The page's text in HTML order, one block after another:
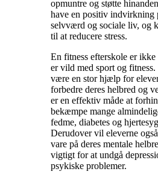
opmuntre og støtte
have en positiv indvirkning
selvværd og sociale liv, og
til at reducere stress.
En fitness efterskole er
er vild med sport og fitness.
være en stor hjælp for
forbedre deres helbred og
er en effektiv måde at
bekæmpe mange
fedme, diabetes og
Derudover vil eleverne
vare på deres mentale
vigtigt for at undgå
psykiske problemer.